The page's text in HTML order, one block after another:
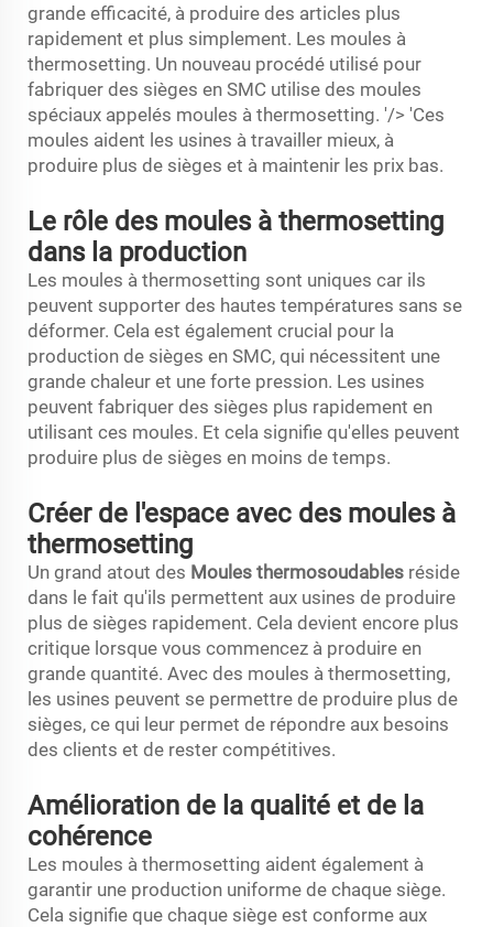
grande efficacité, à produire des articles plus
rapidement et plus simplement. Les moules à
thermosetting. Un nouveau procédé utilisé pour
fabriquer des sièges en SMC utilise des moules
spéciaux appelés moules à thermosetting. '/> 'Ces
moules aident les usines à travailler mieux, à
produire plus de sièges et à maintenir les prix bas.
Le rôle des moules à thermosetting
dans la production
Les moules à thermosetting sont uniques car ils
peuvent supporter des hautes températures sans se
déformer. Cela est également crucial pour la
production de sièges en SMC, qui nécessitent une
grande chaleur et une forte pression. Les usines
peuvent fabriquer des sièges plus rapidement en
utilisant ces moules. Et cela signifie qu'elles peuvent
produire plus de sièges en moins de temps.
Créer de l'espace avec des moules à
thermosetting
Un grand atout des Moules thermosoudables réside
dans le fait qu'ils permettent aux usines de produire
plus de sièges rapidement. Cela devient encore plus
critique lorsque vous commencez à produire en
grande quantité. Avec des moules à thermosetting,
les usines peuvent se permettre de produire plus de
sièges, ce qui leur permet de répondre aux besoins
des clients et de rester compétitives.
Amélioration de la qualité et de la
cohérence
Les moules à thermosetting aident également à
garantir une production uniforme de chaque siège.
Cela signifie que chaque siège est conforme aux